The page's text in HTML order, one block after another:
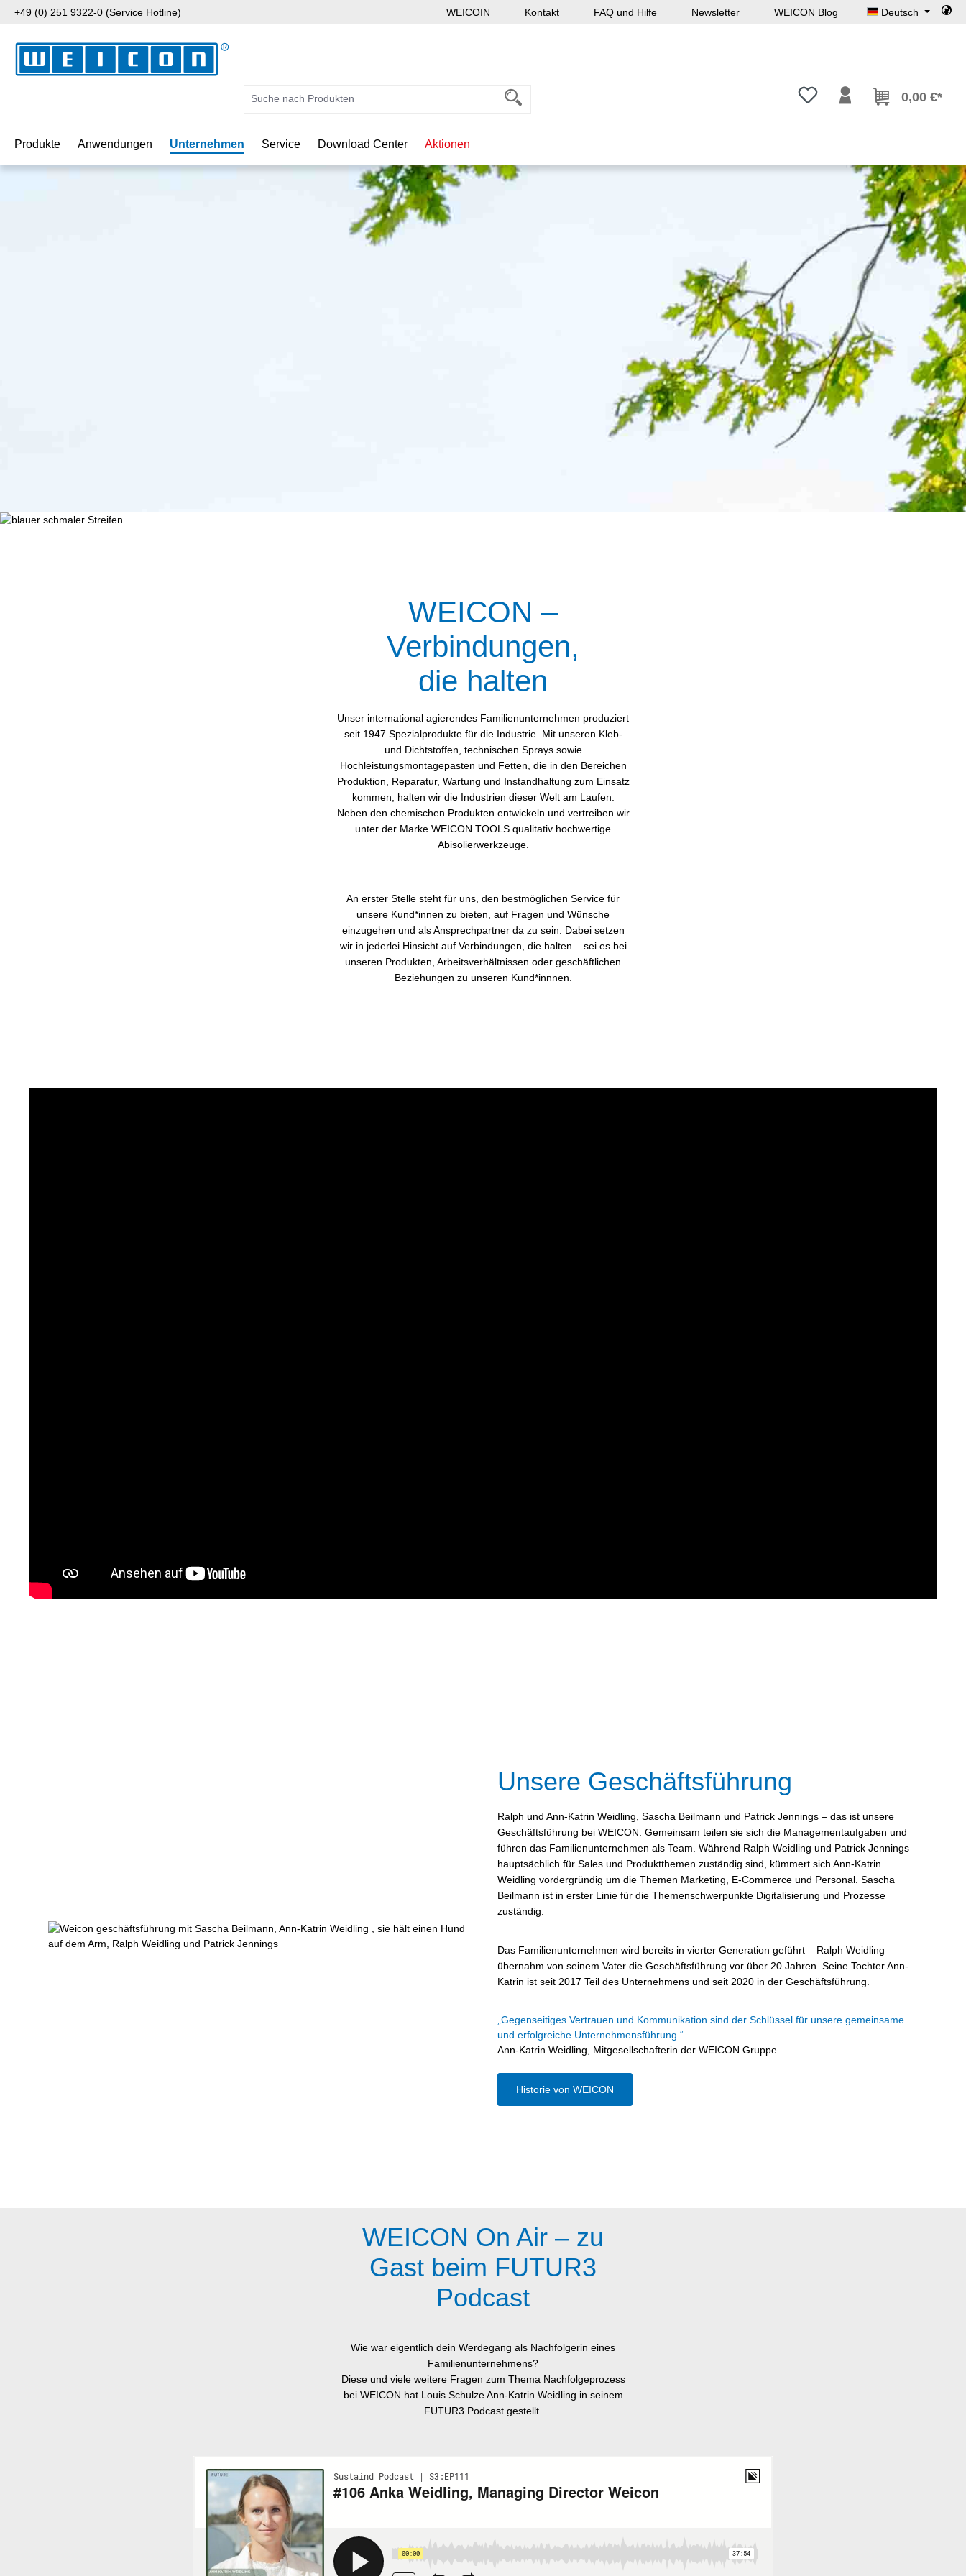
Hauptinhalt springen
Zur Suche springen
Zur Hauptnavigation springen
+49 (0) 251 9322-0 (Service Hotline) WEICOIN Kontakt FAQ und Hilfe Newsletter WEICON Blog Deutsch
Du hast 0 Produkte auf dem
0,00 €*
Produkte Anwendungen Unternehmen Service Download Center Aktionen
WEICON –
Verbindungen,
die halten
Unser international agierendes Familienunternehmen produziert
seit 1947 Spezialprodukte für die Industrie. Mit unseren Kleb-
und Dichtstoffen, technischen Sprays sowie
Hochleistungsmontagepasten und Fetten, die in den Bereichen
Produktion, Reparatur, Wartung und Instandhaltung zum Einsatz
kommen, halten wir die Industrien dieser Welt am Laufen.
Neben den chemischen Produkten entwickeln und vertreiben wir
unter der Marke WEICON TOOLS qualitativ hochwertige
Abisolierwerkzeuge.
An erster Stelle steht für uns, den bestmöglichen Service für
unsere Kund*innen zu bieten, auf Fragen und Wünsche
einzugehen und als Ansprechpartner da zu sein. Dabei setzen
wir in jederlei Hinsicht auf Verbindungen, die halten – sei es bei
unseren Produkten, Arbeitsverhältnissen oder geschäftlichen
Beziehungen zu unseren Kund*innnen.
Unsere Geschäftsführung
Ralph und Ann-Katrin Weidling, Sascha Beilmann und Patrick Jennings – das ist unsere
Geschäftsführung bei WEICON. Gemeinsam teilen sie sich die Managementaufgaben und
führen das Familienunternehmen als Team. Während Ralph Weidling und Patrick Jennings
hauptsächlich für Sales und Produktthemen zuständig sind, kümmert sich Ann-Katrin
Weidling vordergründig um die Themen Marketing, E-Commerce und Personal. Sascha
Beilmann ist in erster Linie für die Themenschwerpunkte Digitalisierung und Prozesse
zuständig.
Das Familienunternehmen wird bereits in vierter Generation geführt – Ralph Weidling
übernahm von seinem Vater die Geschäftsführung vor über 20 Jahren. Seine Tochter Ann-
Katrin ist seit 2017 Teil des Unternehmens und seit 2020 in der Geschäftsführung.
„Gegenseitiges Vertrauen und Kommunikation sind der Schlüssel für unsere gemeinsame
und erfolgreiche Unternehmensführung.“
Ann-Katrin Weidling, Mitgesellschafterin der WEICON Gruppe.
Historie von WEICON
WEICON On Air – zu
Gast beim FUTUR3
Podcast
Wie war eigentlich dein Werdegang als Nachfolgerin eines
Familienunternehmens?
Diese und viele weitere Fragen zum Thema Nachfolgeprozess
bei WEICON hat Louis Schulze Ann-Katrin Weidling in seinem
FUTUR3 Podcast gestellt.